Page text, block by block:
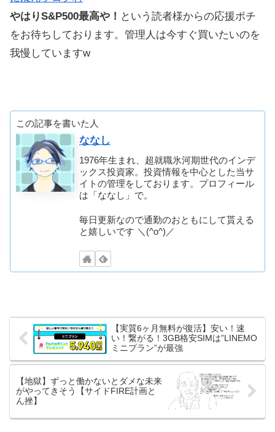
やはりS&P500最高や！ という読者様からの応援ポチ
をお待ちしております。管理人は今すぐ買いたいのを
我慢していますw
この記事を書いた人
ななし
1976年生まれ、超就職氷河期世代のインデ
ックス投資家。投資情報を中心とした当サ
イトの管理をしております。プロフィール
は「ななし」で。
毎日更新なので通勤のおともにして貰える
と嬉しいです ＼(^o^)／
【実質6ヶ月無料が復活】安い！速
い！繋がる！3GB格安SIMは”LINEMO
ミニプラン”が最強
【地獄】ずっと働かないとダメな未来
がやってきそう【サイドFIRE計画と
ん挫】